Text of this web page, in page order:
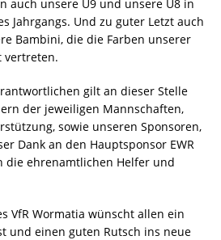
auch unsere U9 und unsere U8 in
Jahrgangs. Und zu guter Letzt auch
Bambini, die die Farben unserer
vertreten.
gilt an dieser Stelle
der jeweiligen Mannschaften,
sowie unseren Sponsoren,
Dank an den Hauptsponsor EWR
die ehrenamtlichen Helfer und
VfR Wormatia wünscht allen ein
und einen guten Rutsch ins neue